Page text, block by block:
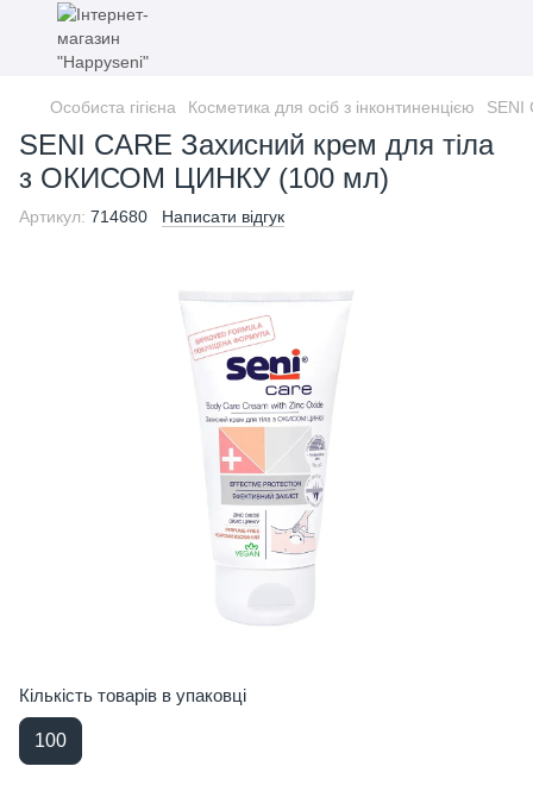
Особиста гігієна Косметика для осіб з інконтиненцією SENI
SENI CARE Захисний крем для тіла
з ОКИСОМ ЦИНКУ (100 мл)
Артикул: 714680 Написати відгук
Кількість товарів в упаковці
100